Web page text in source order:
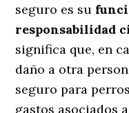
seguro es su
responsabilidad
significa que, en
daño a otra
seguro para
gastos asociados